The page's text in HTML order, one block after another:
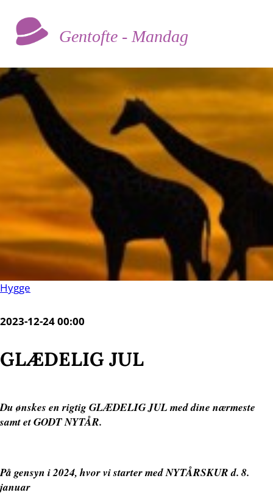
Gentofte - Mandag
Hygge
2023-12-24 00:00
GLÆDELIG JUL
Du ønskes en rigtig GLÆDELIG JUL med dine nærmeste
samt et GODT NYTÅR.
På gensyn i 2024, hvor vi starter med NYTÅRSKUR d. 8.
januar